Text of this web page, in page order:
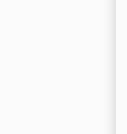
в море